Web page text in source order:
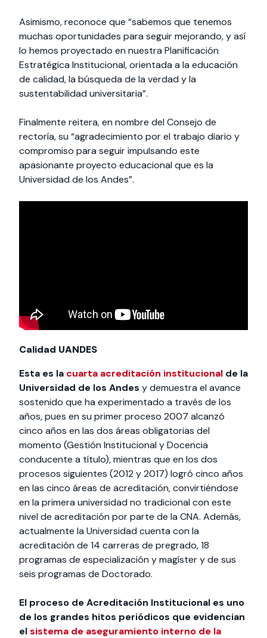
Asimismo, reconoce que “sabemos que tenemos
muchas oportunidades para seguir mejorando, y así
lo hemos proyectado en nuestra Planificación
Estratégica Institucional, orientada a la educación
de calidad, la búsqueda de la verdad y la
sustentabilidad universitaria”.
Finalmente reitera, en nombre del Consejo de
rectoría, su “agradecimiento por el trabajo diario y
compromiso para seguir impulsando este
apasionante proyecto educacional que es la
Universidad de los Andes”.
Calidad UANDES
Esta es la cuarta acreditación institucional de la
Universidad de los Andes y demuestra el avance
sostenido que ha experimentado a través de los
años, pues en su primer proceso 2007 alcanzó
cinco años en las dos áreas obligatorias del
momento (Gestión Institucional y Docencia
conducente a título), mientras que en los dos
procesos siguientes (2012 y 2017) logró cinco años
en las cinco áreas de acreditación, convirtiéndose
en la primera universidad no tradicional con este
nivel de acreditación por parte de la CNA. Además,
actualmente la Universidad cuenta con la
acreditación de 14 carreras de pregrado, 18
programas de especialización y magíster y de sus
seis programas de Doctorado.
El proceso de Acreditación Institucional es uno
de los grandes hitos periódicos que evidencian
elsistema de aseguramiento interno de la